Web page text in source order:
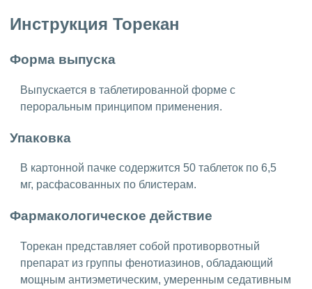
Инструкция Торекан
Форма выпуска
Выпускается в таблетированной форме с
пероральным принципом применения.
Упаковка
В картонной пачке содержится 50 таблеток по 6,5
мг, расфасованных по блистерам.
Фармакологическое действие
Торекан представляет собой противорвотный
препарат из группы фенотиазинов, обладающий
мощным антиэметическим, умеренным седативным